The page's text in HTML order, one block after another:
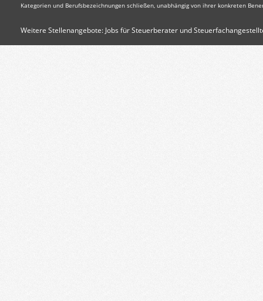
Kategorien und Berufsbezeichnungen schließen, unabhängig von ihrer konkreten
Weitere Stellenangebote: Jobs für Steuerberater und